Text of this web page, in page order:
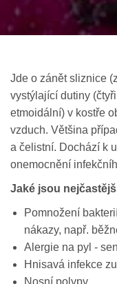
Jde o zánět sliznice
vystýlající dutiny
etmoidální) v kostře
vzduch. Většina
a čelistní. Dochází k
onemocnění
Jaké jsou
Pomnožení
nákazy, např.
Alergie na pyl -
Hnisavá infekce
Nosní polypy.